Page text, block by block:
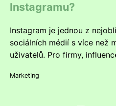
Instagramu?
Instagram je jednou z
sociálních médií s více než
uživatelů. Pro firmy,
Marketing